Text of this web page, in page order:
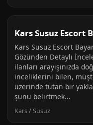
Kars Susuz Escort
Kars Susuz Escort
Gözünden Detaylı
ilanları arayışınızda
inceliklerini bilen,
üzerinde tutan bir
şunu belirtmek...
Kars / Susuz